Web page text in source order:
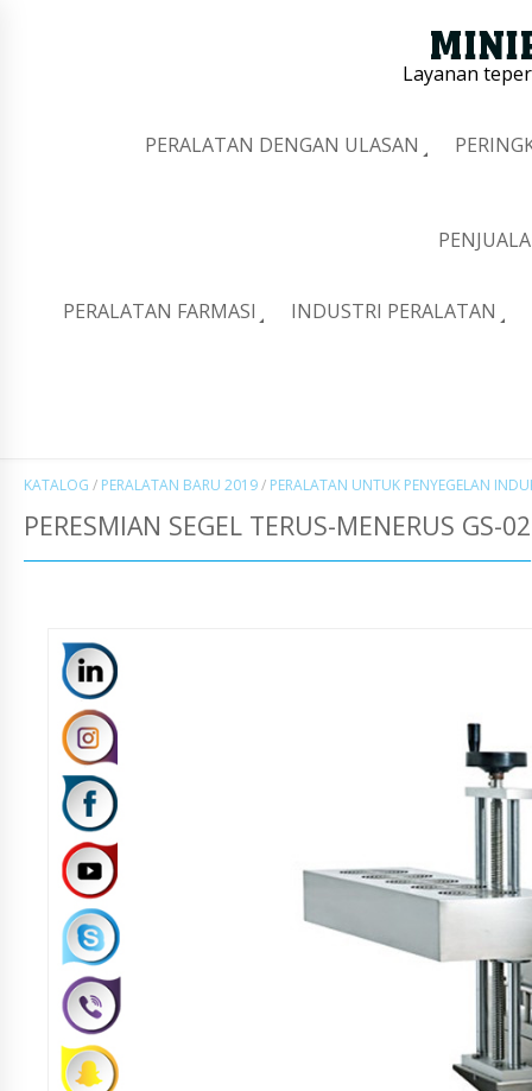
Layanan
PERALATAN DENGAN ULASAN
PERALATAN FARMASI INDUSTRI PERALATAN
KATALOG / PERALATAN BARU 2019/ PERALATAN UNTUK PENYEGELAN
PERESMIAN SEGEL TERUS-MENERUS GS-02